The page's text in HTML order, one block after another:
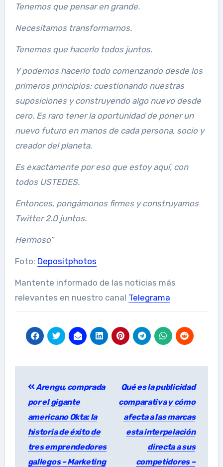
Tenemos que pensar en grande.
Necesitamos transformarnos.
Tenemos que hacerlo todos juntos.
Y podemos hacerlo todo comenzando desde los
primeros principios: cuestionando nuestras
suposiciones y construyendo algo nuevo desde
cero. Es raro tener la oportunidad de poner un
nuevo futuro en manos de cada persona, socio y
creador del planeta.
Es exactamente por eso que estoy aquí, con
todos USTEDES.
Entonces, pongámonos firmes y construyamos
Twitter 2.0 juntos.
Hermoso”
Foto: Depositphotos
Mantente informado de las noticias más
relevantes en nuestro canal Telegrama
navigation
Arengu, comprada
por el gigante
americano Okta: la
historia de éxito de
tres emprendedores
gallegos – Marketing
Qué es la publicidad
comparativa y cómo
afecta a las marcas
esta interpelación
directa a sus
competidores –